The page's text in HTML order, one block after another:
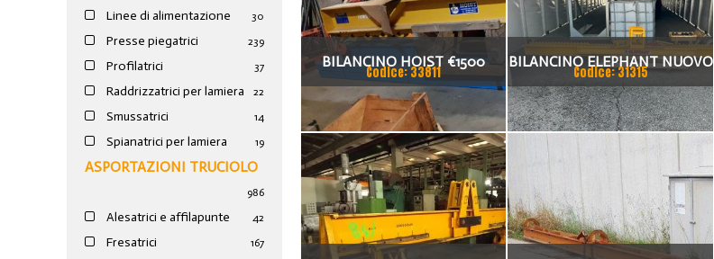
Linee di alimentazione 30
Presse piegatrici 239
Profilatrici 37
Raddrizzatrici per lamiera 22
Smussatrici 14
Spianatrici per lamiera 19
ASPORTAZIONI TRUCIOLO
986
Alesatrici e affilapunte 42
Fresatrici 167
BILANCINO HOIST €1500
Codice: 33811
BILANCINO ELEPHANT NUOVO
PORTATA 2000 KG
Codice: 31315